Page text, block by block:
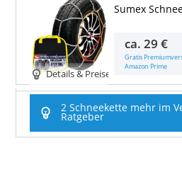
Details & Preise
Sumex
ca.29 €
Gratis
Amazon Prime
2 Schneekette mehr im
Ratgeber